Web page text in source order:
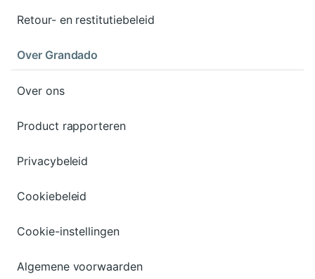
Retour- en restitutiebeleid
Over Grandado
Over ons
Product rapporteren
Privacybeleid
Cookiebeleid
Cookie-instellingen
Algemene voorwaarden